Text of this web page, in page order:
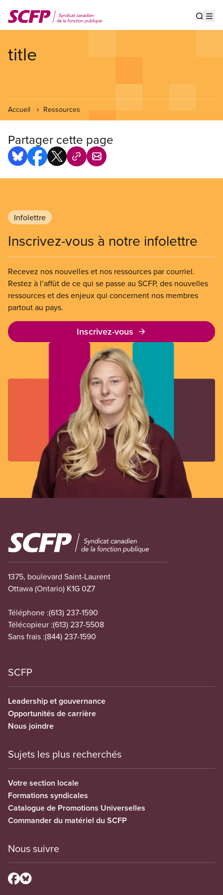
au
contenu
title
Accueil Ressources
Partager cette page
Infolettre
Inscrivez-vous à notre infolettre
Recevez nos nouvelles et nos ressources par courriel.
Restez à l’affût de ce qui se passe au SCFP, des nouvelles
ressources et des enjeux qui concernent nos membres
partout au pays.
Inscrivez-vous
Image
1375, boulevard Saint-Laurent
Ottawa (Ontario) K1G 0Z7
Téléphone :(613) 237-1590
Télécopieur :(613) 237-5508
Sans frais :(844) 237-1590
SCFP
Leadership et gouvernance
Opportunités de carrière
Nous joindre
Sujets les plus recherchés
Votre section locale
Formations syndicales
Catalogue de Promotions Universelles
Commander du matériel du SCFP
Nous suivre